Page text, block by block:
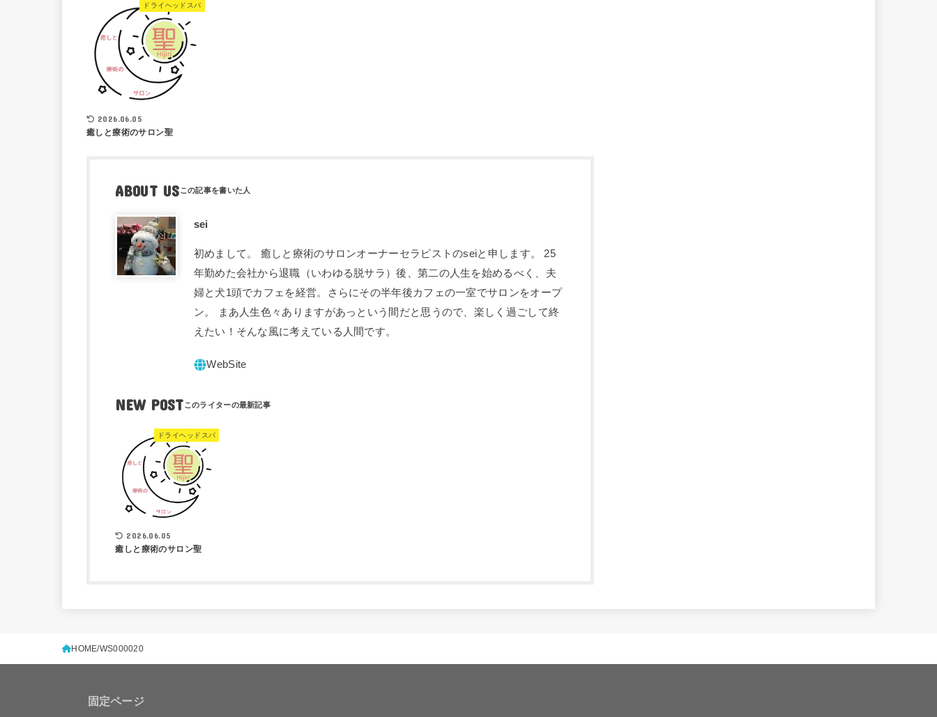
ドライヘッドスパ
2026.06.05
癒しと療術のサロン聖
ABOUT US
sei
初めまして。 癒しと療術のサロンオーナーセラピストのseiと申します。 25
年勤めた会社から退職（いわゆる脱サラ）後、第二の人生を始めるべく、夫
婦と犬1頭でカフェを経営。さらにその半年後カフェの一室でサロンをオープ
ン。 まあ人生色々ありますがあっという間だと思うので、楽しく過ごして終
えたい！そんな風に考えている人間です。
NEW POST
ドライヘッドスパ
2026.06.05
癒しと療術のサロン聖
HOME WS000020
固定ページ